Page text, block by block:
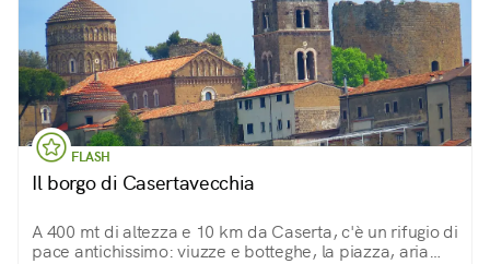
FLASH
Il borgo di Casertavecchia
A 400 mt di altezza e 10 km da Caserta, c'è un rifugio di
pace antichissimo: viuzze e botteghe, la piazza, aria